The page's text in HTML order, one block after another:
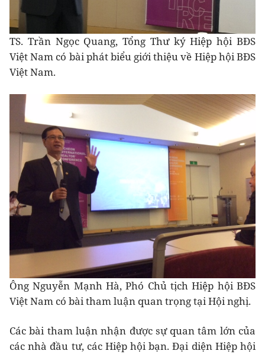
TS. Trần Ngọc Quang, Tổng Thư ký Hiệp hội BĐS
Việt Nam có bài phát biểu giới thiệu về Hiệp hội BĐS
Việt Nam.
Ông Nguyễn Mạnh Hà, Phó Chủ tịch Hiệp hội BĐS
Việt Nam có bài tham luận quan trọng tại Hội nghị.
Các bài tham luận nhận được sự quan tâm lớn của
các nhà đầu tư, các Hiệp hội bạn. Đại diện Hiệp hội